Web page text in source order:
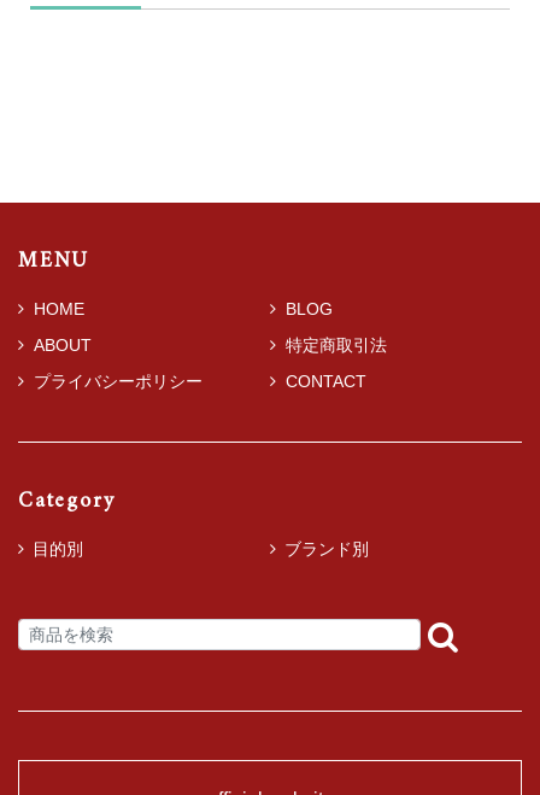
MENU
HOME
BLOG
ABOUT
特定商取引法
プライバシーポリシー
CONTACT
Category
目的別 ブランド別